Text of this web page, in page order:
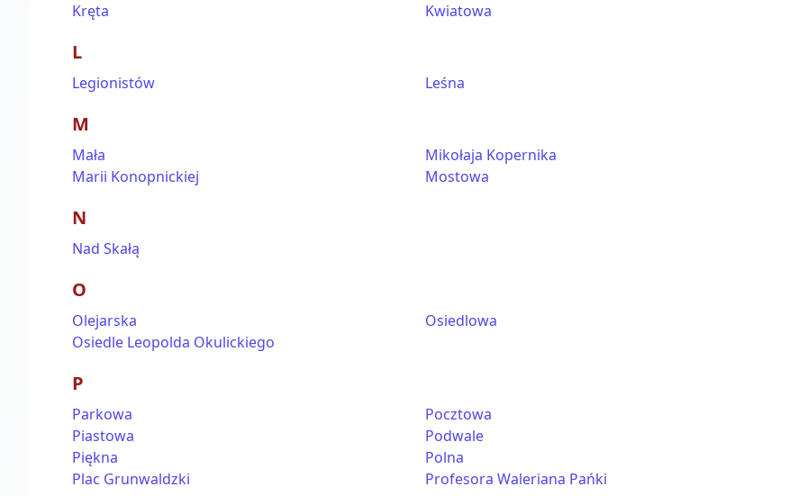
Kręta
Kwiatowa
L
Legionistów Leśna
M
Mała
Marii Konopnickiej
Mikołaja Kopernika
Mostowa
N
Nad Skałą
O
Olejarska
Osiedle Leopolda Okulickiego
Osiedlowa
P
Parkowa
Piastowa
Piękna
Plac Grunwaldzki
Pocztowa
Podwale
Polna
Profesora Waleriana Pańki